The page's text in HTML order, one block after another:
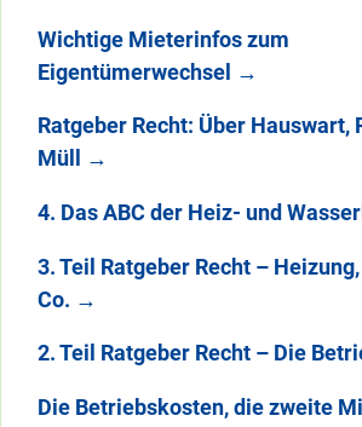
Wichtige Mieterinfos zum
Eigentümerwechsel →
Ratgeber Recht: Über Hauswart,
Müll
→
4. Das ABC der Heiz- und
3. Teil Ratgeber Recht –
Co. →
2. Teil Ratgeber Recht – Die
Die Betriebskosten, die zweite